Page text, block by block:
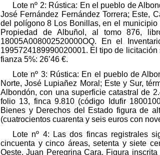
Lote nº 2: Rústica: En el pueblo de
José Fernández Fernández Torrera; Este,
del polígono 8 Los Bonillas, en el
Propiedad de Albuñol, al tomo 876,
18005A008002520000OQ. En el
1995724189990020001. El tipo de
fianza 5%: 26’46 €.
Lote nº 3: Rústica: En el pueblo de
Norte, José Lupiañez Moral; Este y Sur,
Albondón, con una superficie catastral de
folio 13, finca 9.810 (código Idufir
Bienes y Derechos del Estado figura de
(cuatrocientos cuarenta y seis euros con
Lote nº 4: Las dos fincas registrales
cincuenta y cinco áreas, setenta y siete
Oeste, Juan Peregrina Cara. Figura